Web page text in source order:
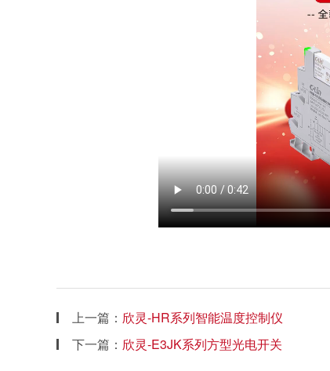
上一篇： 欣灵-HR系列智能温度控制仪
下一篇： 欣灵-E3JK系列方型光电开关